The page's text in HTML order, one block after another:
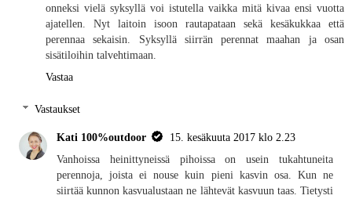
onneksi vielä syksyllä voi istutella vaikka mitä kivaa ensi vuotta
ajatellen. Nyt laitoin isoon rautapataan sekä kesäkukkaa että
perennaa sekaisin. Syksyllä siirrän perennat maahan ja osan
sisätiloihin talvehtimaan.
Vastaa
Vastaukset
Kati 100%outdoor
15. kesäkuuta 2017 klo 2.23
Vanhoissa heinittyneissä pihoissa on usein tukahtuneita
perennoja, joista ei nouse kuin pieni kasvin osa. Kun ne
siirtää kunnon kasvualustaan ne lähtevät kasvuun taas. Tietysti